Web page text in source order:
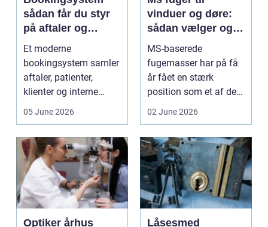
sådan får du styr
på aftaler og
arbejdsgange
Et moderne
bookingsystem samler
aftaler, patienter,
klienter og interne
arbejdsgange ét sted. I
05 June 2026
vinduer og døre:
sådan vælger og
bruger du dem
rigtigt
MS-baserede
fugemasser har på få
år fået en stærk
position som et af de
mest alsidige valg til
02 June 2026
Optiker århus
Låsesmed